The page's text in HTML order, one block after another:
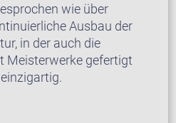
wie über
Ausbau der
in der auch die
Meisterwerke gefertigt